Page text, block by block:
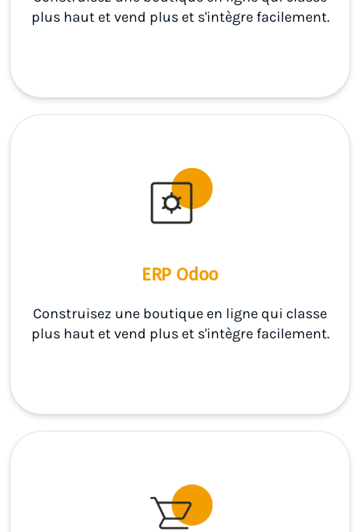
plus haut et vend plus et s'intègre facilement.
ERP Odoo
Construisez une boutique en ligne qui classe
plus haut et vend plus et s'intègre facilement.